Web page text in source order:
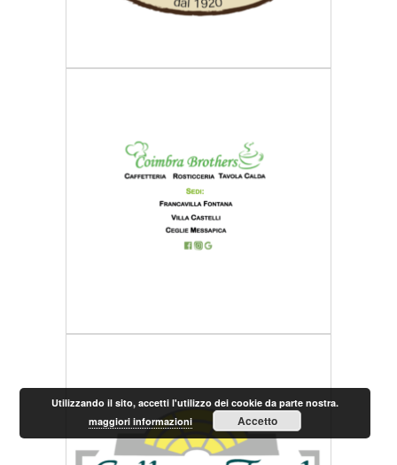
Utilizzando il sito, accetti l'utilizzo dei cookie da parte nostra.
maggiori informazioni
Accetto